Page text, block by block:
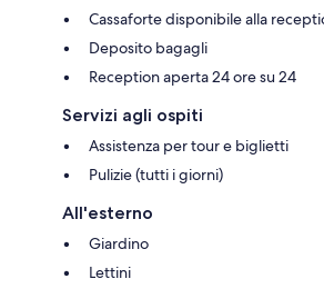
Cassaforte disponibile alla
Deposito bagagli
Reception aperta 24 ore su 24
Servizi agli ospiti
Assistenza per tour e biglietti
Pulizie (tutti i giorni)
All'esterno
Giardino
Lettini